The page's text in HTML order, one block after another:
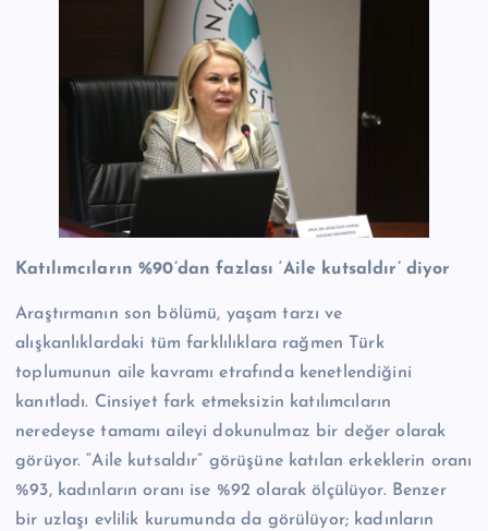
Katılımcıların %90’dan fazlası ‘Aile kutsaldır’ diyor
Araştırmanın son bölümü, yaşam tarzı ve
alışkanlıklardaki tüm farklılıklara rağmen Türk
toplumunun aile kavramı etrafında kenetlendiğini
kanıtladı. Cinsiyet fark etmeksizin katılımcıların
neredeyse tamamı aileyi dokunulmaz bir değer olarak
görüyor. “Aile kutsaldır” görüşüne katılan erkeklerin oranı
%93, kadınların oranı ise %92 olarak ölçülüyor. Benzer
bir uzlaşı evlilik kurumunda da görülüyor; kadınların